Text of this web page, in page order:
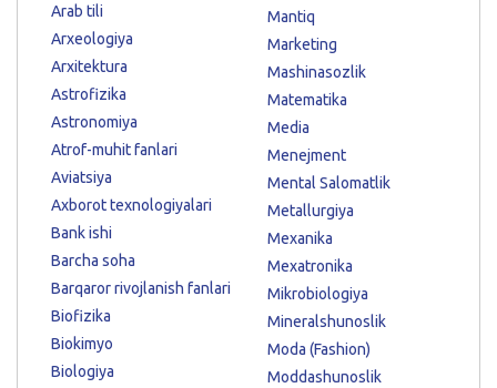
Arab tili
Arxeologiya
Arxitektura
Astrofizika
Astronomiya
Atrof-muhit fanlari
Aviatsiya
Axborot texnologiyalari
Bank ishi
Barcha soha
Barqaror rivojlanish fanlari
Biofizika
Biokimyo
Biologiya
Mantiq
Marketing
Mashinasozlik
Matematika
Media
Menejment
Mental Salomatlik
Metallurgiya
Mexanika
Mexatronika
Mikrobiologiya
Mineralshunoslik
Moda (Fashion)
Moddashunoslik